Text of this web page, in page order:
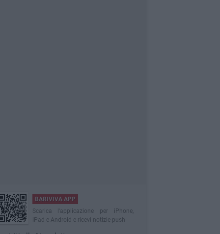
BARIVIVA APP
Scarica l'applicazione per iPhone,
iPad e Android e ricevi notizie push